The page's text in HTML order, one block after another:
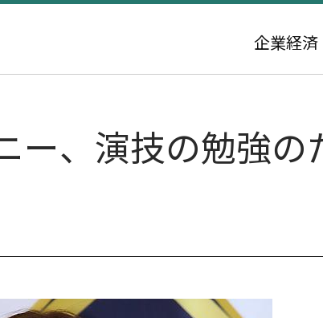
企業経済
ー、演技の勉強